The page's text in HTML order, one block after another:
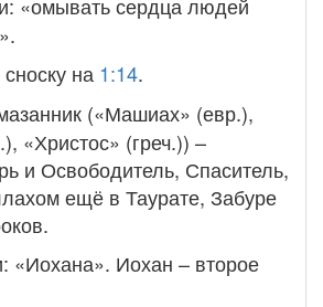
на 1:14.
(«Машиах» (евр.),
«Христос» (греч.)) –
и Освободитель, Спаситель,
ещё в Таурате, Забуре
«Иохана». Иохан – второе